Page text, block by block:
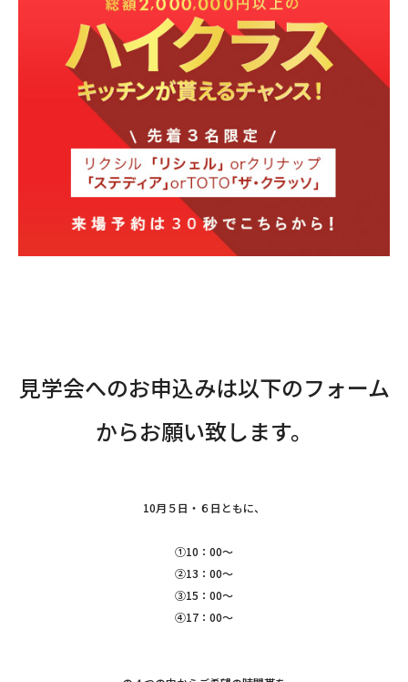
見学会へのお申込みは以下のフォーム
からお願い致します。
10月５日・６日ともに、
①10：00～
②13：00～
③15：00～
④17：00～